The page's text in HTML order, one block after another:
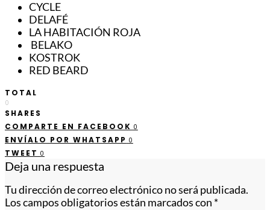
CYCLE
DELAFÉ
LA HABITACIÓN ROJA
BELAKO
KOSTROK
RED BEARD
TOTAL
0
SHARES
COMPARTE EN FACEBOOK 0
ENVÍALO POR WHATSAPP 0
TWEET 0
Deja una respuesta
Tu dirección de correo electrónico no será publicada.
Los campos obligatorios están marcados con *